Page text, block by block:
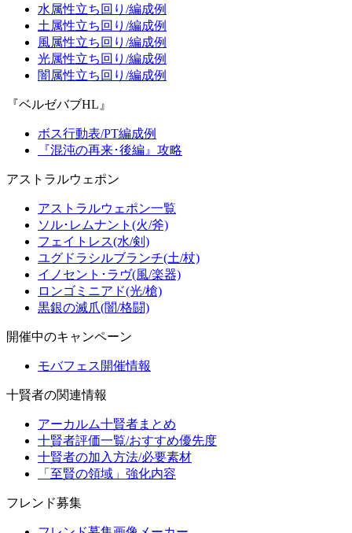
水属性立ち回り/編成例
土属性立ち回り/編成例
風属性立ち回り/編成例
光属性立ち回り/編成例
闇属性立ち回り/編成例
『ベルゼバブHL』
ボス行動表/PT編成例
『混沌の再来･後編』攻略
アストラルウェポン
アストラルウェポン一覧
ソル･レムナント(火/斧)
フェイトレス(水/剣)
ユグドラシルブランチ(土/杖)
イノセント･ラヴ(風/楽器)
ロンゴミニアド(光/槍)
黒銀の滅爪(闇/格闘)
開催中のキャンペーン
モバフェス開催情報
十賢者の関連情報
アーカルム十賢者まとめ
十賢者評価一覧/おすすめ優先度
十賢者の加入方法/必要素材
「至賢の領域」強化内容
フレンド募集